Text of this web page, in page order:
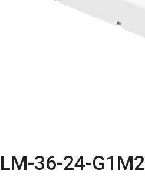
LM-36-24-G1M2